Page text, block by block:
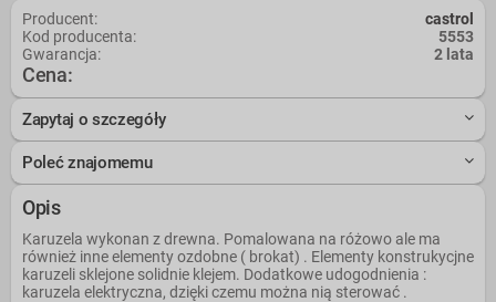
Producent:
castrol
Kod producenta:
5553
Gwarancja:
2 lata
Cena:
Zapytaj o szczegóły
Poleć znajomemu
Opis
Karuzela wykonan z drewna. Pomalowana na różowo ale ma
również inne elementy ozdobne ( brokat) . Elementy konstrukycjne
karuzeli sklejone solidnie klejem. Dodatkowe udogodnienia :
karuzela elektryczna, dzięki czemu można nią sterować .